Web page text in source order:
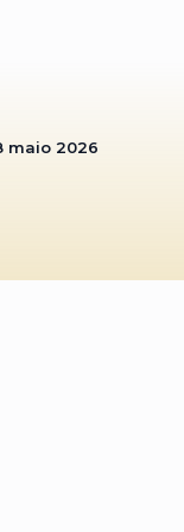
maio 2026